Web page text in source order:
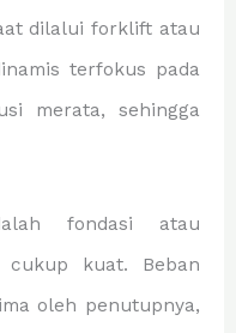
dilalui forklift atau
terfokus pada
merata, sehingga
fondasi atau
kuat. Beban
oleh penutupnya,